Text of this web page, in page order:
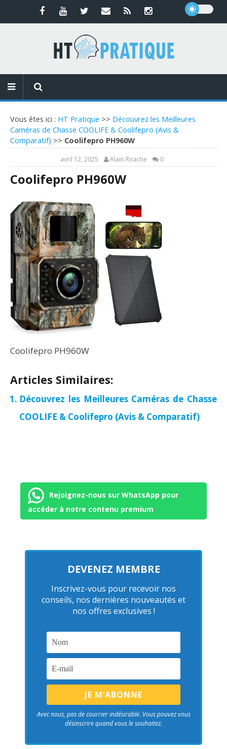
Vous êtes ici : HT Pratique >> Découvrez les Meilleures
Caméras de Chasse COOLIFE & Coolifepro (Avis &
Comparatif) >> Coolifepro PH960W
avril 12, 2025 Alain Roache 0
Coolifepro PH960W
Coolifepro PH960W
Articles Similaires:
Découvrez les Meilleures Caméras de Chasse
COOLIFE & Coolifepro (Avis & Comparatif)
Rejoignez-nous sur WhatsApp pour
accéder à notre contenu premium
DEVENEZ MEMBRE
Inscrivez-vous pour recevoir nos
conseils, nos dernières nouveautés et
nos offres exclusives !
Avec nous, pas de courrier indésirable. Vous pouvez vous
désinscrire quand vous le souhaitez.